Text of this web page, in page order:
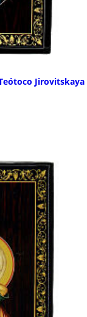
Jirovitskaya